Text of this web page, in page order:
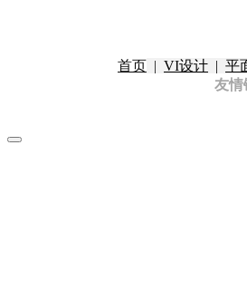
首页 | VI设计 | 平
友情